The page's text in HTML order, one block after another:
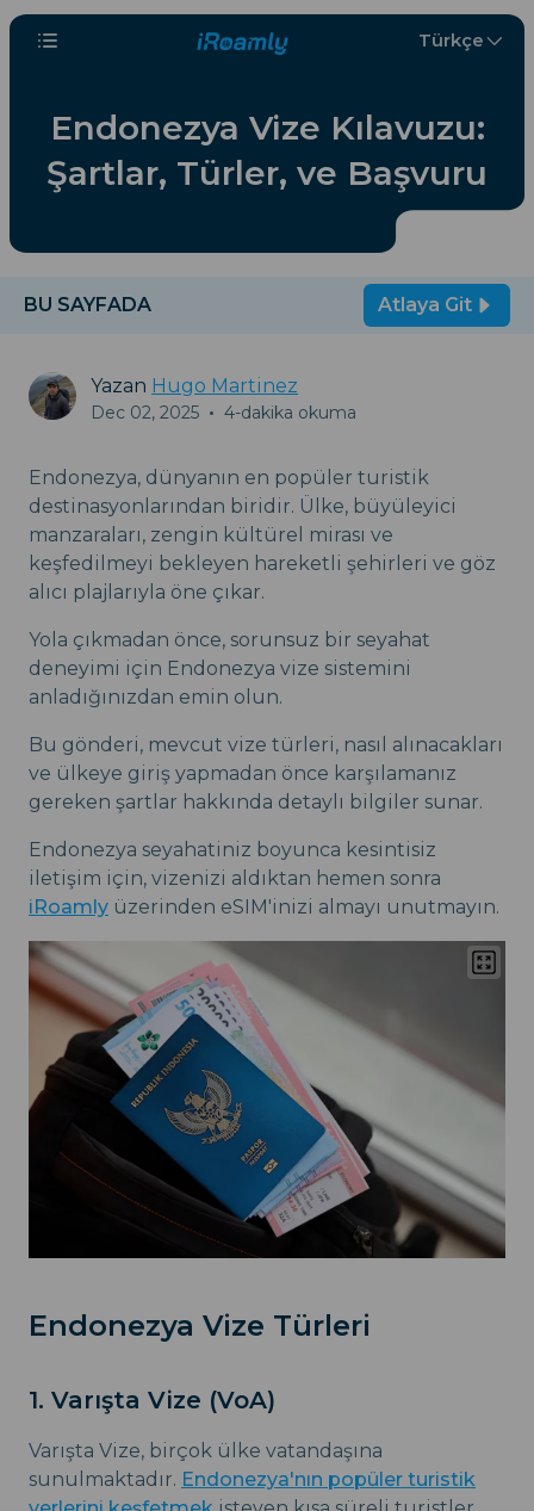
Türkçe
Endonezya Vize Kılavuzu:
Şartlar, Türler, ve Başvuru
BU SAYFADA Atlaya Git
Yazan Hugo Martinez
Dec 02, 2025 • 4-dakika okuma
Endonezya, dünyanın en popüler turistik
destinasyonlarından biridir. Ülke, büyüleyici
manzaraları, zengin kültürel mirası ve
keşfedilmeyi bekleyen hareketli şehirleri ve göz
alıcı plajlarıyla öne çıkar.
Yola çıkmadan önce, sorunsuz bir seyahat
deneyimi için Endonezya vize sistemini
anladığınızdan emin olun.
Bu gönderi, mevcut vize türleri, nasıl alınacakları
ve ülkeye giriş yapmadan önce karşılamanız
gereken şartlar hakkında detaylı bilgiler sunar.
Endonezya seyahatiniz boyunca kesintisiz
iletişim için, vizenizi aldıktan hemen sonra
iRoamly üzerinden eSIM'inizi almayı unutmayın.
Endonezya Vize Türleri
1. Varışta Vize (VoA)
Varışta Vize, birçok ülke vatandaşına
sunulmaktadır. Endonezya'nın popüler turistik